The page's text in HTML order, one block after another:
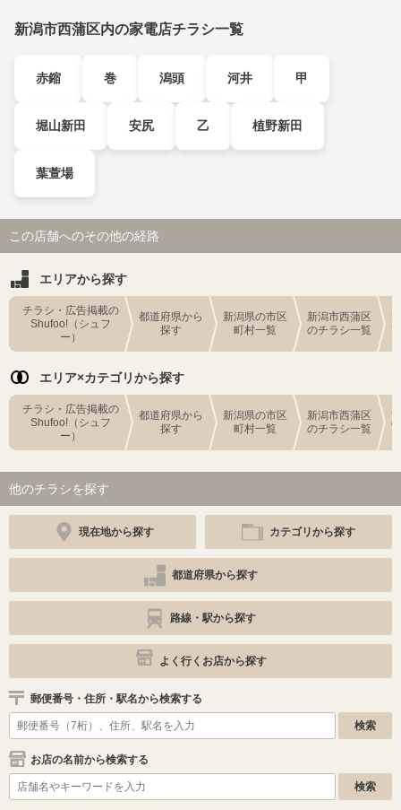
新潟市西蒲区内の家電店チラシ一覧
赤鏥 巻 潟頭 河井 甲
堀山新田 安尻 乙 植野新田
葉萱場
この店舗へのその他の経路
エリアから探す
チラシ・広告掲載の
Shufoo!（シュフ
ー）
都道府県から
探す
新潟県の市区
町村一覧
新潟市西蒲区
のチラシ一覧
エリア×カテゴリから探す
チラシ・広告掲載の
Shufoo!（シュフ
ー）
都道府県から
探す
新潟県の市区
町村一覧
新潟市西蒲区
のチラシ一覧
他のチラシを探す
現在地から探す カテゴリから探す
都道府県から探す
路線・駅から探す
よく行くお店から探す
郵便番号・住所・駅名から検索する
お店の名前から検索する